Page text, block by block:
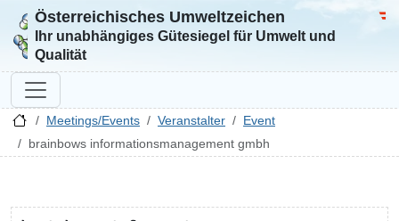
Zur Startseite
Österreichisches Umweltzeichen
Ihr unabhängiges Gütesiegel für Umwelt und
Qualität
Meetings/Events Veranstalter
Event
brainbows informationsmanagement gmbh